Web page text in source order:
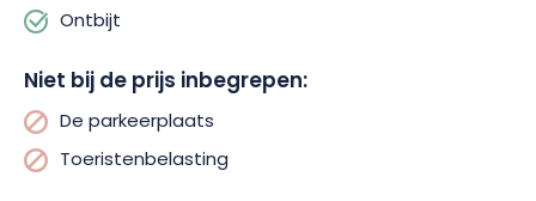
Huisdieren zijn toegestaan in Hôtel Mercure.
parkeerplaats beschikbaar.
Ontbijt
Niet bij de prijs inbegrepen:
De parkeerplaats
Toeristenbelasting